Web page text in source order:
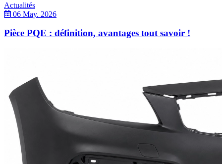
Actualités
06 May. 2026
Pièce PQE : définition, avantages tout savoir !